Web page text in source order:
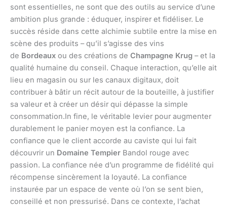
sont essentielles, ne sont que des outils au service d’une
ambition plus grande : éduquer, inspirer et fidéliser. Le
succès réside dans cette alchimie subtile entre la mise en
scène des produits – qu’il s’agisse des vins
de Bordeaux ou des créations de Champagne Krug – et la
qualité humaine du conseil. Chaque interaction, qu’elle ait
lieu en magasin ou sur les canaux digitaux, doit
contribuer à bâtir un récit autour de la bouteille, à justifier
sa valeur et à créer un désir qui dépasse la simple
consommation.In fine, le véritable levier pour augmenter
durablement le panier moyen est la confiance. La
confiance que le client accorde au caviste qui lui fait
découvrir un Domaine Tempier Bandol rouge avec
passion. La confiance née d’un programme de fidélité qui
récompense sincèrement la loyauté. La confiance
instaurée par un espace de vente où l’on se sent bien,
conseillé et non pressurisé. Dans ce contexte, l’achat